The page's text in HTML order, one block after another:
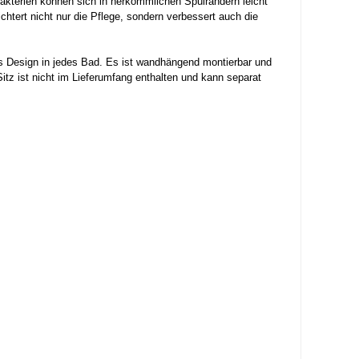
nicht nur die Pflege, sondern verbessert auch die
in jedes Bad. Es ist wandhängend montierbar und
ist nicht im Lieferumfang enthalten und kann separat